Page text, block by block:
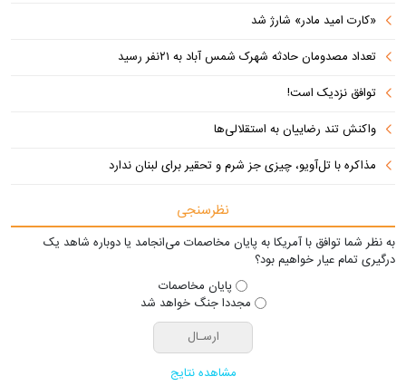
«کارت امید مادر» شارژ شد
تعداد مصدومان حادثه شهرک شمس آباد به ۲۱نفر رسید
توافق نزدیک است!
واکنش تند رضاییان به استقلالی‌ها
مذاکره با تل‌آویو، چیزی جز شرم و تحقیر برای لبنان ندارد
نظرسنجی
به نظر شما توافق با آمریکا به پایان مخاصمات می‌انجامد یا دوباره شاهد یک
درگیری تمام عیار خواهیم بود؟
پایان مخاصمات
مجددا جنگ خواهد شد
مشاهده نتایج